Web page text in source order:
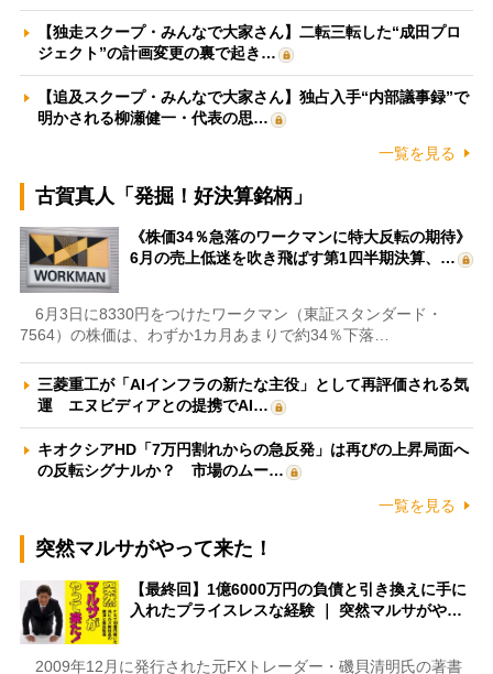
【独走スクープ・みんなで大家さん】二転三転した“成田プロ
ジェクト”の計画変更の裏で起き…
【追及スクープ・みんなで大家さん】独占入手“内部議事録”で
明かされる柳瀬健一・代表の思…
一覧を見る
古賀真人「発掘！好決算銘柄」
《株価34％急落のワークマンに特大反転の期待》
6月の売上低迷を吹き飛ばす第1四半期決算、…
6月3日に8330円をつけたワークマン（東証スタンダード・
7564）の株価は、わずか1カ月あまりで約34％下落…
三菱重工が「AIインフラの新たな主役」として再評価される気
運 エヌビディアとの提携でAI…
キオクシアHD「7万円割れからの急反発」は再びの上昇局面へ
の反転シグナルか？ 市場のムー…
一覧を見る
突然マルサがやって来た！
【最終回】1億6000万円の負債と引き換えに手に
入れたプライスレスな経験 ｜ 突然マルサがや…
2009年12月に発行された元FXトレーダー・磯貝清明氏の著書